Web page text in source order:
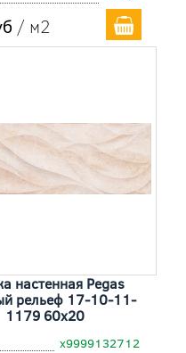
/ м2
настенная Pegas
рельеф 17-10-11-
1179 60x20
х9999132712